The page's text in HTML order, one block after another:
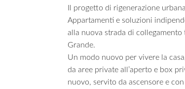
Il progetto di rigenerazione
Appartamenti e soluzioni
alla nuova strada di collegamento
Grande.
Un modo nuovo per vivere la
da aree private all’aperto e box
nuovo, servito da ascensore e